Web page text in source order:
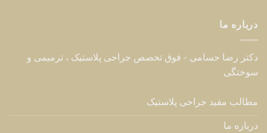
درباره ما
دکتر رضا حسامی - فوق تخصص جراحی پلاستیک ، ترمیمی و
سوختگی
مطالب مفید جراحی پلاستیک
درباره ما